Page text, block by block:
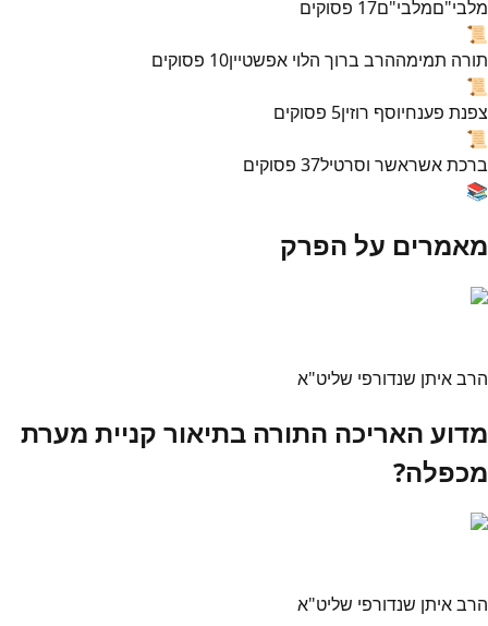
מלבי"םמלבי"ם17 פסוקים
📜
תורה תמימההרב ברוך הלוי אפשטיין10 פסוקים
📜
צפנת פענחיוסף רוזין5 פסוקים
📜
ברכת אשראשר וסרטיל37 פסוקים
📚
מאמרים על הפרק
הרב איתן שנדורפי שליט"א
מדוע האריכה התורה בתיאור קניית מערת
מכפלה?
הרב איתן שנדורפי שליט"א